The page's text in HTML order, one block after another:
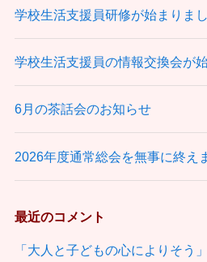
学校生活支援員研修が始まりま
学校生活支援員の情報交換会が
6月の茶話会のお知らせ
2026年度通常総会を無事に終え
最近のコメント
「大人と子どもの心によりそう